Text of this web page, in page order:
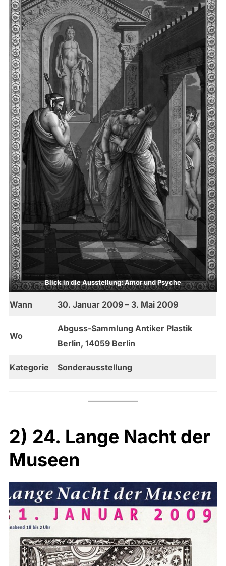
Blick in die Ausstellung: Amor und Psyche
Wann 30. Januar 2009 – 3. Mai 2009
Wo
Abguss-Sammlung Antiker Plastik
Berlin, 14059 Berlin
Kategorie Sonderausstellung
2) 24. Lange Nacht der
Museen